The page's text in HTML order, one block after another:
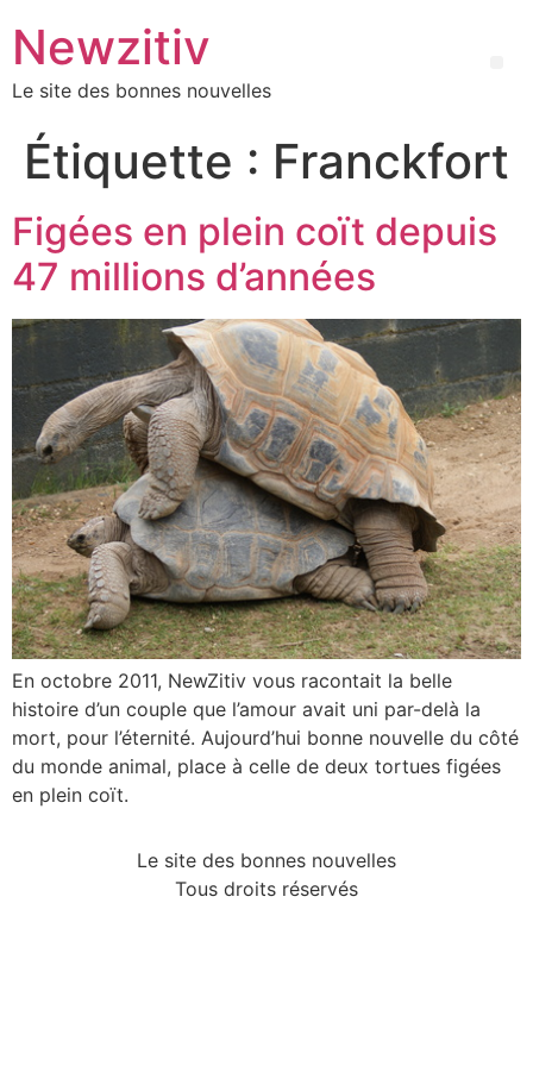
Newzitiv
Le site des bonnes nouvelles
Étiquette : Franckfort
Figées en plein coït depuis
47 millions d’années
En octobre 2011, NewZitiv vous racontait la belle
histoire d’un couple que l’amour avait uni par-delà la
mort, pour l’éternité. Aujourd’hui bonne nouvelle du côté
du monde animal, place à celle de deux tortues figées
en plein coït.
Le site des bonnes nouvelles
Tous droits réservés